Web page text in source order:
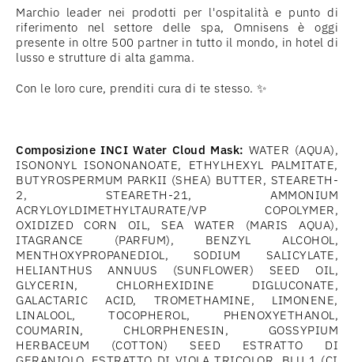
Marchio leader nei prodotti per l'ospitalità e punto di
riferimento nel settore delle spa, Omnisens è oggi
presente in oltre 500 partner in tutto il mondo, in hotel di
lusso e strutture di alta gamma.
Con le loro cure, prenditi cura di te stesso. ✨
Composizione INCI Water Cloud Mask: WATER (AQUA),
ISONONYL ISONONANOATE, ETHYLHEXYL PALMITATE,
BUTYROSPERMUM PARKII (SHEA) BUTTER, STEARETH-
2, STEARETH-21, AMMONIUM
ACRYLOYLDIMETHYLTAURATE/VP COPOLYMER,
OXIDIZED CORN OIL, SEA WATER (MARIS AQUA),
ITAGRANCE (PARFUM), BENZYL ALCOHOL,
MENTHOXYPROPANEDIOL, SODIUM SALICYLATE,
HELIANTHUS ANNUUS (SUNFLOWER) SEED OIL,
GLYCERIN, CHLORHEXIDINE DIGLUCONATE,
GALACTARIC ACID, TROMETHAMINE, LIMONENE,
LINALOOL, TOCOPHEROL, PHENOXYETHANOL,
COUMARIN, CHLORPHENESIN, GOSSYPIUM
HERBACEUM (COTTON) SEED ESTRATTO DI